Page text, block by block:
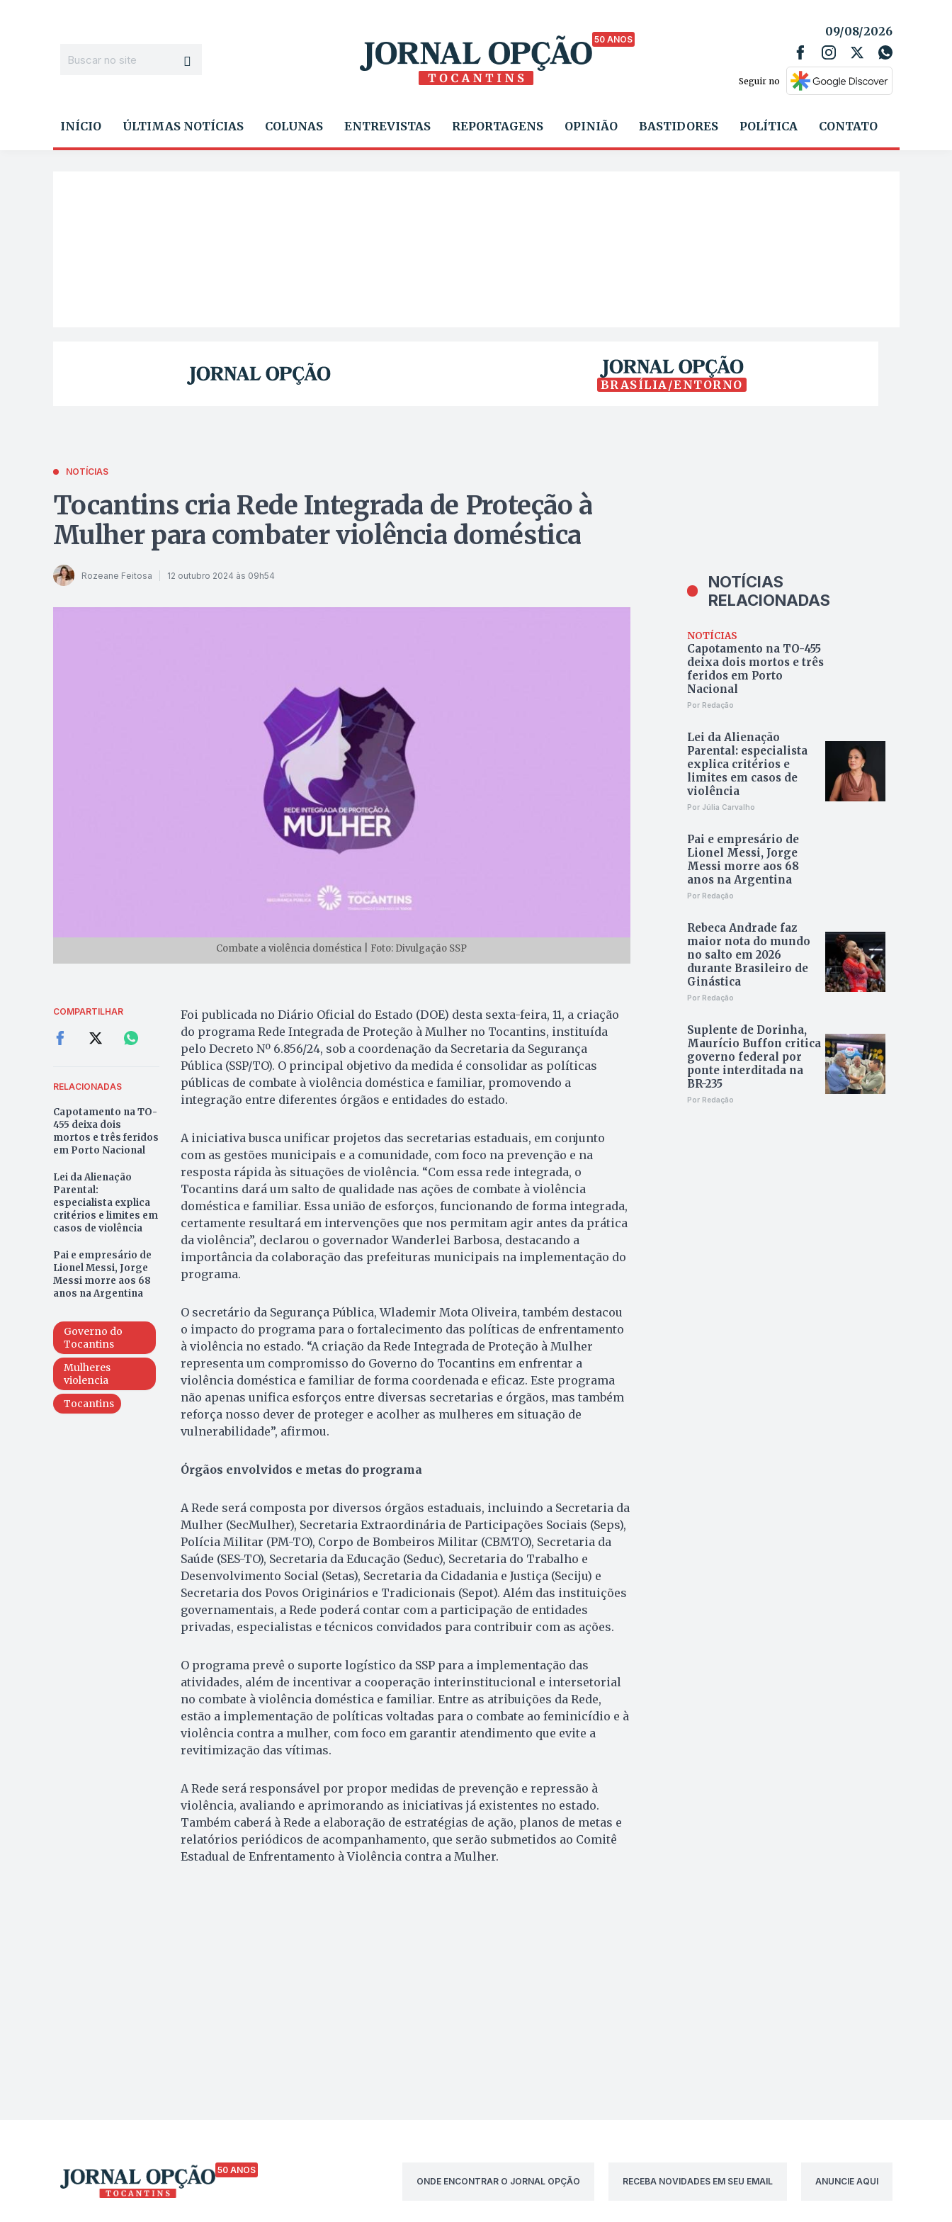
50 ANOS
09/08/2026
Seguir no
INÍCIO ÚLTIMAS NOTÍCIAS COLUNAS ENTREVISTAS REPORTAGENS OPINIÃO BASTIDORES POLÍTICA CONTATO
BRASÍLIA/ENTORNO
NOTÍCIAS
Tocantins cria Rede Integrada de Proteção à
Mulher para combater violência doméstica
Rozeane Feitosa 12 outubro 2024 às 09h54
Combate a violência doméstica | Foto: Divulgação SSP
COMPARTILHAR
RELACIONADAS
Capotamento na TO-
455 deixa dois
mortos e três feridos
em Porto Nacional
Lei da Alienação
Parental:
especialista explica
critérios e limites em
casos de violência
Pai e empresário de
Lionel Messi, Jorge
Messi morre aos 68
anos na Argentina
Governo do
Tocantins
Mulheres
violencia
Tocantins
Foi publicada no Diário Oficial do Estado (DOE) desta sexta-feira, 11, a criação
do programa Rede Integrada de Proteção à Mulher no Tocantins, instituída
pelo Decreto Nº 6.856/24, sob a coordenação da Secretaria da Segurança
Pública (SSP/TO). O principal objetivo da medida é consolidar as políticas
públicas de combate à violência doméstica e familiar, promovendo a
integração entre diferentes órgãos e entidades do estado.
A iniciativa busca unificar projetos das secretarias estaduais, em conjunto
com as gestões municipais e a comunidade, com foco na prevenção e na
resposta rápida às situações de violência. “Com essa rede integrada, o
Tocantins dará um salto de qualidade nas ações de combate à violência
doméstica e familiar. Essa união de esforços, funcionando de forma integrada,
certamente resultará em intervenções que nos permitam agir antes da prática
da violência”, declarou o governador Wanderlei Barbosa, destacando a
importância da colaboração das prefeituras municipais na implementação do
programa.
O secretário da Segurança Pública, Wlademir Mota Oliveira, também destacou
o impacto do programa para o fortalecimento das políticas de enfrentamento
à violência no estado. “A criação da Rede Integrada de Proteção à Mulher
representa um compromisso do Governo do Tocantins em enfrentar a
violência doméstica e familiar de forma coordenada e eficaz. Este programa
não apenas unifica esforços entre diversas secretarias e órgãos, mas também
reforça nosso dever de proteger e acolher as mulheres em situação de
vulnerabilidade”, afirmou.
Órgãos envolvidos e metas do programa
A Rede será composta por diversos órgãos estaduais, incluindo a Secretaria da
Mulher (SecMulher), Secretaria Extraordinária de Participações Sociais (Seps),
Polícia Militar (PM-TO), Corpo de Bombeiros Militar (CBMTO), Secretaria da
Saúde (SES-TO), Secretaria da Educação (Seduc), Secretaria do Trabalho e
Desenvolvimento Social (Setas), Secretaria da Cidadania e Justiça (Seciju) e
Secretaria dos Povos Originários e Tradicionais (Sepot). Além das instituições
governamentais, a Rede poderá contar com a participação de entidades
privadas, especialistas e técnicos convidados para contribuir com as ações.
O programa prevê o suporte logístico da SSP para a implementação das
atividades, além de incentivar a cooperação interinstitucional e intersetorial
no combate à violência doméstica e familiar. Entre as atribuições da Rede,
estão a implementação de políticas voltadas para o combate ao feminicídio e à
violência contra a mulher, com foco em garantir atendimento que evite a
revitimização das vítimas.
A Rede será responsável por propor medidas de prevenção e repressão à
violência, avaliando e aprimorando as iniciativas já existentes no estado.
Também caberá à Rede a elaboração de estratégias de ação, planos de metas e
relatórios periódicos de acompanhamento, que serão submetidos ao Comitê
Estadual de Enfrentamento à Violência contra a Mulher.
NOTÍCIAS
RELACIONADAS
NOTÍCIAS
Capotamento na TO-455
deixa dois mortos e três
feridos em Porto
Nacional
Por Redação
Lei da Alienação
Parental: especialista
explica critérios e
limites em casos de
violência
Por Júlia Carvalho
Pai e empresário de
Lionel Messi, Jorge
Messi morre aos 68
anos na Argentina
Por Redação
Rebeca Andrade faz
maior nota do mundo
no salto em 2026
durante Brasileiro de
Ginástica
Por Redação
Suplente de Dorinha,
Maurício Buffon critica
governo federal por
ponte interditada na
BR-235
Por Redação
50 ANOS
ONDE ENCONTRAR O JORNAL OPÇÃO
RECEBA NOVIDADES EM SEU EMAIL ANUNCIE AQUI